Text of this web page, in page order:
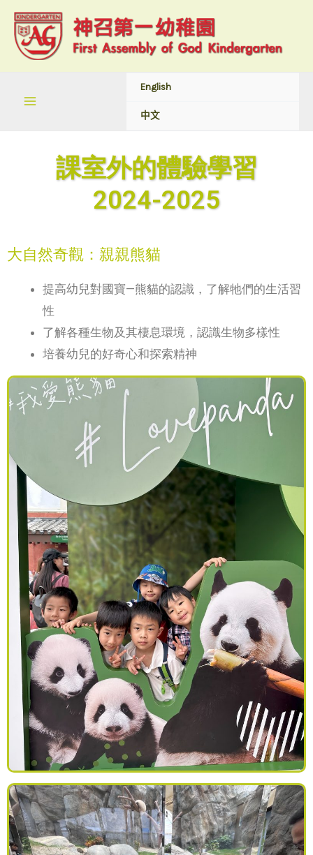
English
中文
課室外的體驗學習
2024-2025
大自然奇觀：親親熊貓
提高幼兒對國寶—熊貓的認識，了解牠們的生活習
性
了解各種生物及其棲息環境，認識生物多樣性
培養幼兒的好奇心和探索精神